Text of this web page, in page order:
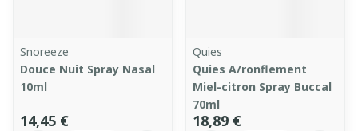
Snoreeze
Douce Nuit Spray Nasal
10ml
14,45 €
Quies
Quies A/ronflement
Miel-citron Spray Buccal
70ml
18,89 €